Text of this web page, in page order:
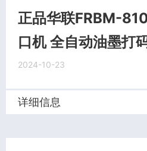
正品华联FRBM-
口机 全自动油墨打
2024-10-23
详细信息